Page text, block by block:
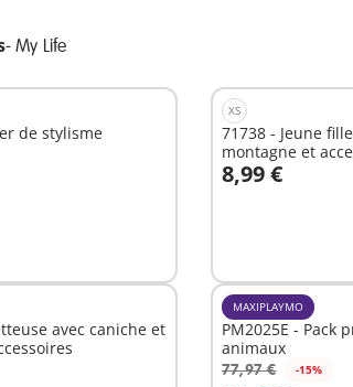
- My Life
de stylisme
XS
71738 - Jeune
montagne et
8,99 €
Au panier
avec caniche et
MAXIPLAYMO
PM2025E - Pack
animaux
77,97 € -15%